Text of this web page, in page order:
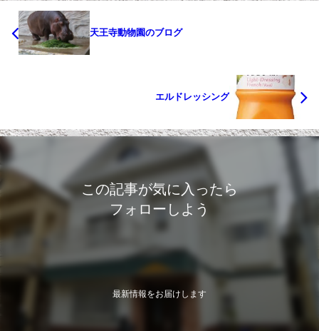
天王寺動物園のブログ
エルドレッシング
この記事が気に入ったら
フォローしよう
最新情報をお届けします